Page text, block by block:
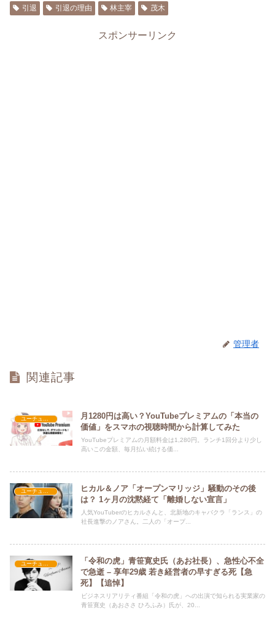
引退
引退の理由 林主宰 茂木
スポンサーリンク
管理者
関連記事
ユーチューバー
月1280円は高い？YouTubeプレミアムの「本当の
価値」をスマホの視聴時間から計算してみた
YouTubeプレミアムの月額料金は1,280円。ランチ1回分より少し
高いこの金額、毎月払い続ける価...
ユーチューバー
ヒカル＆ノア「オープンマリッジ」騒動のその後
は？ 1ヶ月の沈黙経て「離婚しない宣言」
人気YouTuberのヒカルさんと、北新地のキャバクラ「ランス」の
社長進撃のノアさん。二人の「オープ...
「令和の虎」青笹寛史氏（あお社長）、急性心不全
で急逝 – 享年29歳 若き経営者の早すぎる死【急
死】【追悼】
ビジネスリアリティ番組「令和の虎」への出演で知られる実業家の
青笹寛史（あおささ ひろふみ）氏が、20...